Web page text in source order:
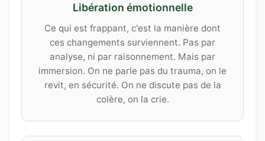
Libération émotionnelle
Ce qui est frappant, c'est la manière dont
ces changements surviennent. Pas par
analyse, ni par raisonnement. Mais par
immersion. On ne parle pas du trauma, on le
revit, en sécurité. On ne discute pas de la
colère, on la crie.